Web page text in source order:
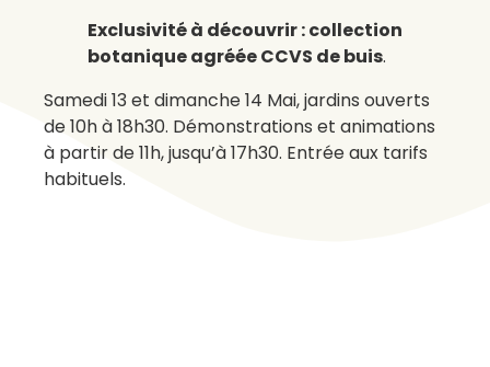
Exclusivité à découvrir : collection
botanique agréée CCVS de buis.
Samedi 13 et dimanche 14 Mai, jardins ouverts
de 10h à 18h30. Démonstrations et animations
à partir de 11h, jusqu’à 17h30. Entrée aux tarifs
habituels.